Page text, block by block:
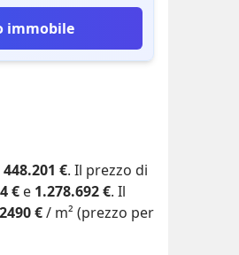
immobile
448.201 €. Il prezzo di
€ e 1.278.692 €. Il
2490 €/ m² (prezzo per